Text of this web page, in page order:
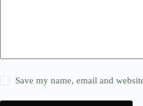
Save my name, email and